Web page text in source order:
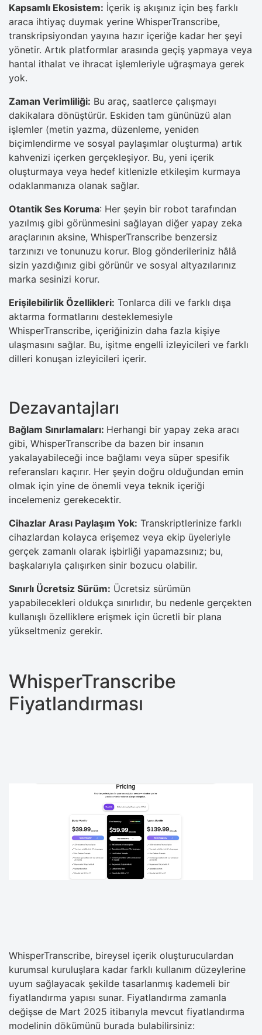
Kapsamlı Ekosistem: İçerik iş akışınız için beş farklı
araca ihtiyaç duymak yerine WhisperTranscribe,
transkripsiyondan yayına hazır içeriğe kadar her şeyi
yönetir. Artık platformlar arasında geçiş yapmaya veya
hantal ithalat ve ihracat işlemleriyle uğraşmaya gerek
yok.
Zaman Verimliliği: Bu araç, saatlerce çalışmayı
dakikalara dönüştürür. Eskiden tam gününüzü alan
işlemler (metin yazma, düzenleme, yeniden
biçimlendirme ve sosyal paylaşımlar oluşturma) artık
kahvenizi içerken gerçekleşiyor. Bu, yeni içerik
oluşturmaya veya hedef kitlenizle etkileşim kurmaya
odaklanmanıza olanak sağlar.
Otantik Ses Koruma: Her şeyin bir robot tarafından
yazılmış gibi görünmesini sağlayan diğer yapay zeka
araçlarının aksine, WhisperTranscribe benzersiz
tarzınızı ve tonunuzu korur. Blog gönderileriniz hâlâ
sizin yazdığınız gibi görünür ve sosyal altyazılarınız
marka sesinizi korur.
Erişilebilirlik Özellikleri: Tonlarca dili ve farklı dışa
aktarma formatlarını desteklemesiyle
WhisperTranscribe, içeriğinizin daha fazla kişiye
ulaşmasını sağlar. Bu, işitme engelli izleyicileri ve farklı
dilleri konuşan izleyicileri içerir.
Dezavantajları
Bağlam Sınırlamaları: Herhangi bir yapay zeka aracı
gibi, WhisperTranscribe da bazen bir insanın
yakalayabileceği ince bağlamı veya süper spesifik
referansları kaçırır. Her şeyin doğru olduğundan emin
olmak için yine de önemli veya teknik içeriği
incelemeniz gerekecektir.
Cihazlar Arası Paylaşım Yok: Transkriptlerinize farklı
cihazlardan kolayca erişemez veya ekip üyeleriyle
gerçek zamanlı olarak işbirliği yapamazsınız; bu,
başkalarıyla çalışırken sinir bozucu olabilir.
Sınırlı Ücretsiz Sürüm: Ücretsiz sürümün
yapabilecekleri oldukça sınırlıdır, bu nedenle gerçekten
kullanışlı özelliklere erişmek için ücretli bir plana
yükseltmeniz gerekir.
WhisperTranscribe
Fiyatlandırması
WhisperTranscribe, bireysel içerik oluşturuculardan
kurumsal kuruluşlara kadar farklı kullanım düzeylerine
uyum sağlayacak şekilde tasarlanmış kademeli bir
fiyatlandırma yapısı sunar. Fiyatlandırma zamanla
değişse de Mart 2025 itibarıyla mevcut fiyatlandırma
modelinin dökümünü burada bulabilirsiniz: